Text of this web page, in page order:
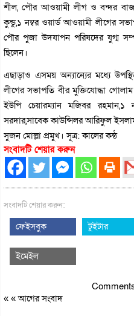
শীল, পৌর আওয়ামী লীগ ও বন্দর
কুন্ডু,১ নম্বর ওয়ার্ড আওয়ামী লীগের
পৌর পুজা উদযাপন পরিষদের যুগ্ম
ছিলেন।
এছাড়াও এসময় অন্যান্যের মধ্যে
লীগের সভাপতি বীর মুক্তিযোদ্ধা
ইউপি চেয়ারম্যান মজিবর রহমান,১
সরদার,সাবেক কাউন্সিলর আরিফুল
সুজন মোল্লা প্রমুখ। সূত্র: কালের কন্ঠ
সংবাদটি শেয়ার করুন
সংবাদটি শেয়ার করুন:
ফেইসবুক টুইটার
ইমেইল
« «আগের সংবাদ